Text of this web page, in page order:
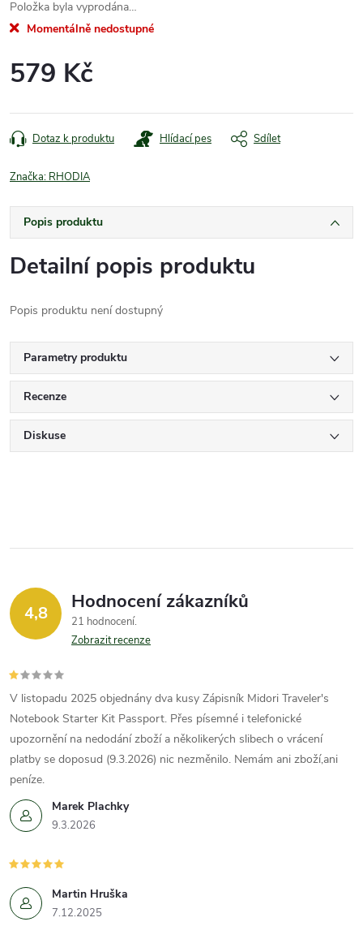
Položka byla vyprodána…
Momentálně nedostupné
579 Kč
cena:
Dotaz k produktu Hlídací pes Sdílet
Značka: RHODIA
Popis produktu
Detailní popis produktu
Popis produktu není dostupný
Parametry produktu
Recenze
Diskuse
4,8 Hodnocení zákazníků
21 hodnocení
Zobrazit recenze
Marek Plachky
9.3.2026
V listopadu 2025 objednány dva kusy Zápisník Midori Traveler's
Notebook Starter Kit Passport. Přes písemné i telefonické
upozornění na nedodání zboží a několikerých slibech o vrácení
platby se doposud (9.3.2026) nic nezměnilo. Nemám ani zboží,ani
peníze.
Martin Hruška
7.12.2025